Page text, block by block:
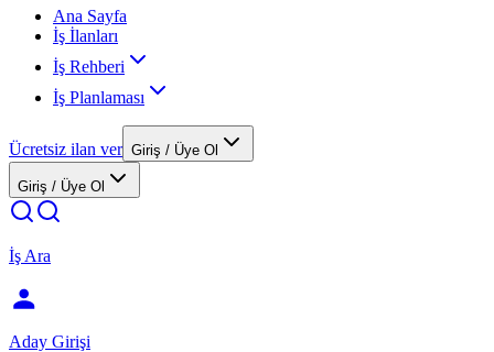
Ana Sayfa
İş İlanları
İş Rehberi
İş Planlaması
Ücretsiz ilan ver Giriş / Üye Ol
Giriş / Üye Ol
İş Ara
Aday Girişi